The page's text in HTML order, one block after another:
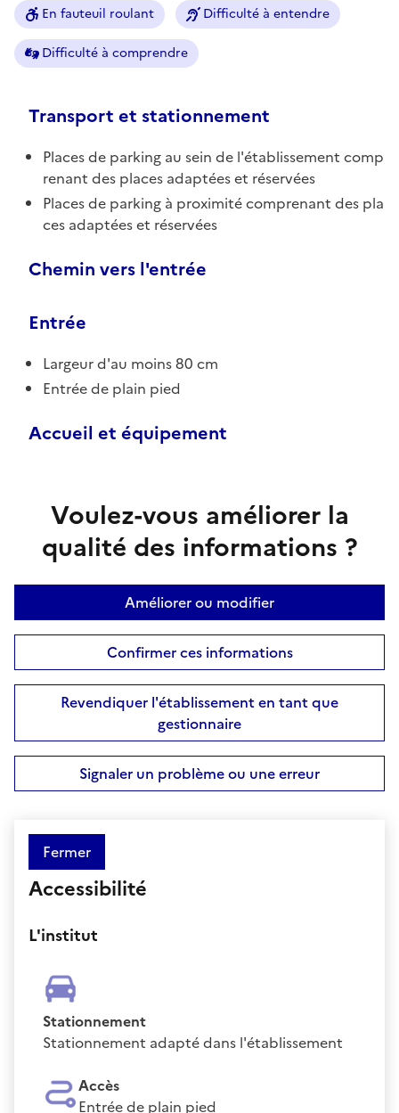
En fauteuil roulant Difficulté à entendre
Difficulté à comprendre
Transport et stationnement
Places de parking au sein de l'établissement comp
renant des places adaptées et réservées
Places de parking à proximité comprenant des pla
ces adaptées et réservées
Chemin vers l'entrée
Entrée
Largeur d'au moins 80 cm
Entrée de plain pied
Accueil et équipement
Voulez-vous améliorer la
qualité des informations ?
Améliorer ou modifier
Confirmer ces informations
Revendiquer l'établissement en tant que
gestionnaire
Signaler un problème ou une erreur
Fermer
Accessibilité
L'institut
Stationnement
Stationnement adapté dans l'établissement
Accès
Entrée de plain pied